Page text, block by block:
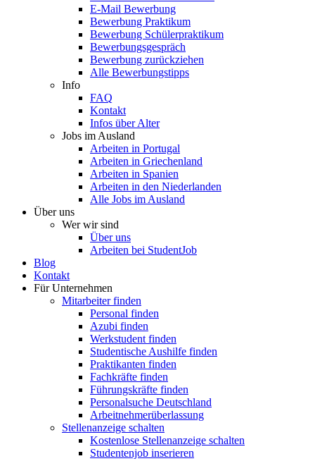
E-Mail Bewerbung
Bewerbung Praktikum
Bewerbung Schülerpraktikum
Bewerbungsgespräch
Bewerbung zurückziehen
Alle Bewerbungstipps
Info
FAQ
Kontakt
Infos über Alter
Jobs im Ausland
Arbeiten in Portugal
Arbeiten in Griechenland
Arbeiten in Spanien
Arbeiten in den Niederlanden
Alle Jobs im Ausland
Über uns
Wer wir sind
Über uns
Arbeiten bei StudentJob
Blog
Kontakt
Für Unternehmen
Mitarbeiter finden
Personal finden
Azubi finden
Werkstudent finden
Studentische Aushilfe finden
Praktikanten finden
Fachkräfte finden
Führungskräfte finden
Personalsuche Deutschland
Arbeitnehmerüberlassung
Stellenanzeige schalten
Kostenlose Stellenanzeige schalten
Studentenjob inserieren